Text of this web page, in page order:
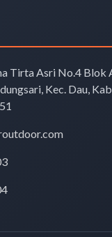
Tirta Asri No.4 Blok
Kec. Dau,